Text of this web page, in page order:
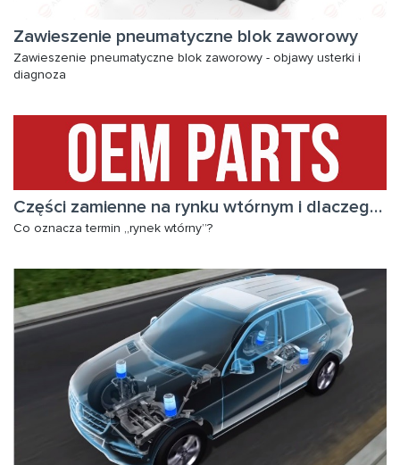
Zawieszenie pneumatyczne blok zaworowy
Zawieszenie pneumatyczne blok zaworowy - objawy usterki i
diagnoza
Części zamienne na rynku wtórnym i dlaczego je wybrać
Co oznacza termin „rynek wtórny”?